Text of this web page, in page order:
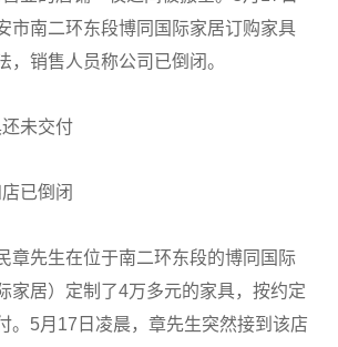
市南二环东段博同国际家居订购家具
，销售人员称公司已倒闭。
未交付
已倒闭
章先生在位于南二环东段的博同国际
家居）定制了4万多元的家具，按约定
。5月17日凌晨，章先生突然接到该店